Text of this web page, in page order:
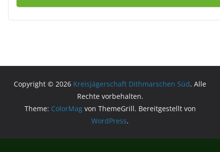
Copyright © 2026 Kreisjägerschaft Dithmarschen Süd. Alle
Rechte vorbehalten.
Theme: ColorMagvon ThemeGrill. Bereitgestellt von
WordPress.